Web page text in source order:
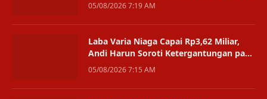
05/08/2026 7:19 AM
Laba Varia Niaga Capai Rp3,62 Miliar,
Andi Harun Soroti Ketergantungan pada
Satu Bisnis
05/08/2026 7:15 AM